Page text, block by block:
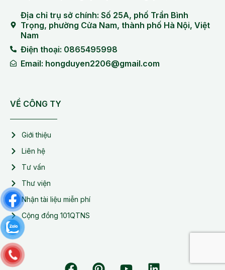
Địa chỉ trụ sở chính: Số 25A, phố Trần Bình
Trọng, phường Cửa Nam, thành phố Hà Nội, Việt
Nam
Điện thoại: 0865495998
Email: hongduyen2206@gmail.com
VỀ CÔNG TY
Giới thiệu
Liên hệ
Tư vấn
Thư viện
Nhận tài liệu miễn phí
Cộng đồng 101QTNS